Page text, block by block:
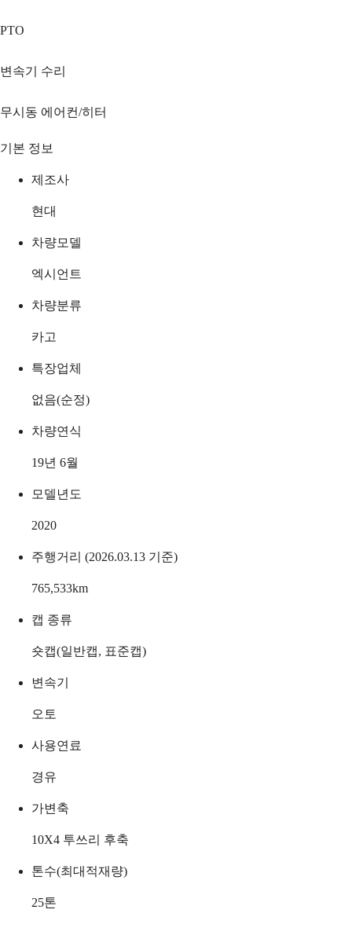
PTO
변속기 수리
무시동 에어컨/히터
기본 정보
제조사
현대
차량모델
엑시언트
차량분류
카고
특장업체
없음(순정)
차량연식
19년 6월
모델년도
2020
주행거리 (2026.03.13 기준)
765,533km
캡 종류
숏캡(일반캡, 표준캡)
변속기
오토
사용연료
경유
가변축
10X4 투쓰리 후축
톤수(최대적재량)
25톤